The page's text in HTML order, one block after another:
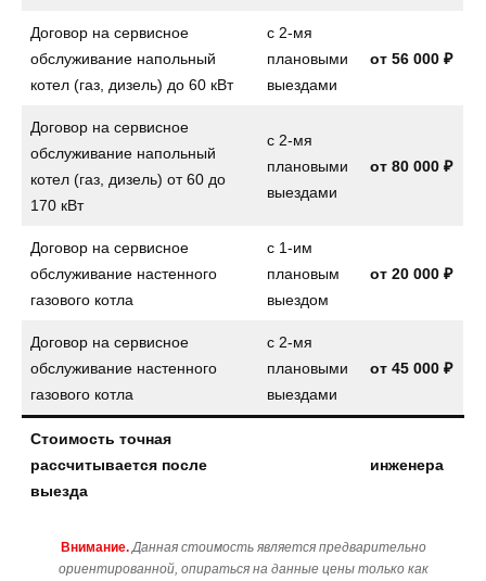
Договор на сервисное
обслуживание напольный
котел (газ, дизель) до 60 кВт
с 2-мя
плановыми
выездами
от 56 000 ₽
Договор на сервисное
обслуживание напольный
котел (газ, дизель) от 60 до
170 кВт
с 2-мя
плановыми
выездами
от 80 000 ₽
Договор на сервисное
обслуживание настенного
газового котла
с 1-им
плановым
выездом
от 20 000 ₽
Договор на сервисное
обслуживание настенного
газового котла
с 2-мя
плановыми
выездами
от 45 000 ₽
Стоимость точная
рассчитывается после
выезда
инженера
Внимание. Данная стоимость является предварительно
ориентированной, опираться на данные цены только как